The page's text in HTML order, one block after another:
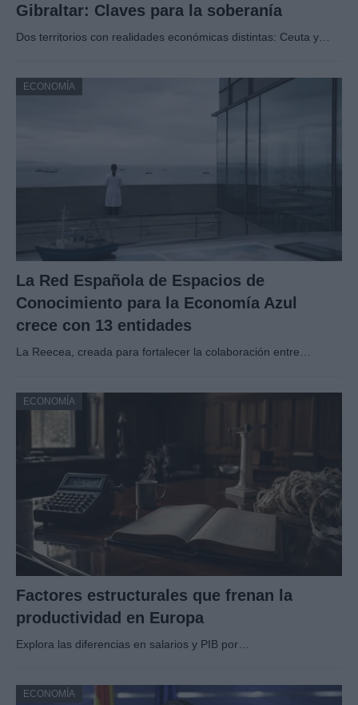
Gibraltar: Claves para la soberanía
Dos territorios con realidades económicas distintas: Ceuta y…
ECONOMÍA
La Red Española de Espacios de
Conocimiento para la Economía Azul
crece con 13 entidades
La Reecea, creada para fortalecer la colaboración entre…
ECONOMÍA
Factores estructurales que frenan la
productividad en Europa
Explora las diferencias en salarios y PIB por…
ECONOMÍA